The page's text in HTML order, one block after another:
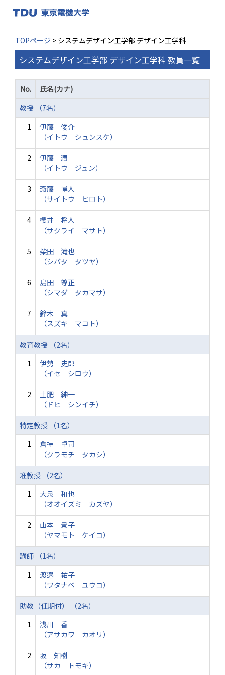
TOPページ > システムデザイン工学部 デザイン工学科
システムデザイン工学部 デザイン工学科 教員一覧
No.
氏名(カナ)
教授 （7名）
1
伊藤 俊介
（イトウ シュンスケ）
2
伊藤 潤
（イトウ ジュン）
3
斎藤 博人
（サイトウ ヒロト）
4
櫻井 将人
（サクライ マサト）
5
柴田 滝也
（シバタ タツヤ）
6
島田 尊正
（シマダ タカマサ）
7
鈴木 真
（スズキ マコト）
教育教授 （2名）
1
伊勢 史郎
（イセ シロウ）
2
土肥 紳一
（ドヒ シンイチ）
特定教授 （1名）
1
倉持 卓司
（クラモチ タカシ）
准教授 （2名）
1
大泉 和也
（オオイズミ カズヤ）
2
山本 景子
（ヤマモト ケイコ）
講師 （1名）
1
渡邉 祐子
（ワタナベ ユウコ）
助教（任期付） （2名）
1
浅川 香
（アサカワ カオリ）
2
坂 知樹
（サカ トモキ）